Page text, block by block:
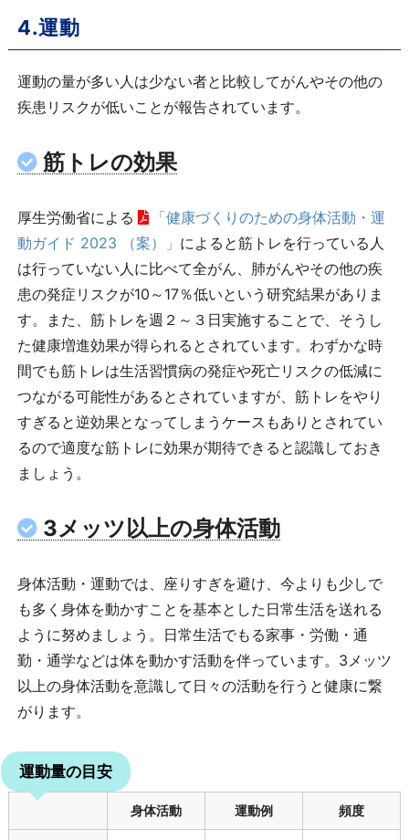
4.運動
運動の量が多い人は少ない者と比較してがんやその他の
疾患リスクが低いことが報告されています。
筋トレの効果
厚生労働省による
「健康づくりのための身体活動・運
動ガイド 2023 （案）」 によると筋トレを行っている人
は行っていない人に比べて全がん、肺がんやその他の疾
患の発症リスクが10～17％低いという研究結果がありま
す。また、筋トレを週２～３日実施することで、そうし
た健康増進効果が得られるとされています。わずかな時
間でも筋トレは生活習慣病の発症や死亡リスクの低減に
つながる可能性があるとされていますが、筋トレをやり
すぎると逆効果となってしまうケースもありとされてい
るので適度な筋トレに効果が期待できると認識しておき
ましょう。
3メッツ以上の身体活動
身体活動・運動では、座りすぎを避け、今よりも少しで
も多く身体を動かすことを基本とした日常生活を送れる
ように努めましょう。日常生活でもる家事・労働・通
勤・通学などは体を動かす活動を伴っています。3メッツ
以上の身体活動を意識して日々の活動を行うと健康に繋
がります。
運動量の目安
身体活動 運動例 頻度